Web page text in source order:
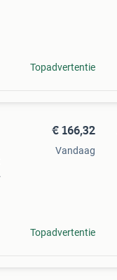
Topadvertentie
€ 166,32
Vandaag
Topadvertentie